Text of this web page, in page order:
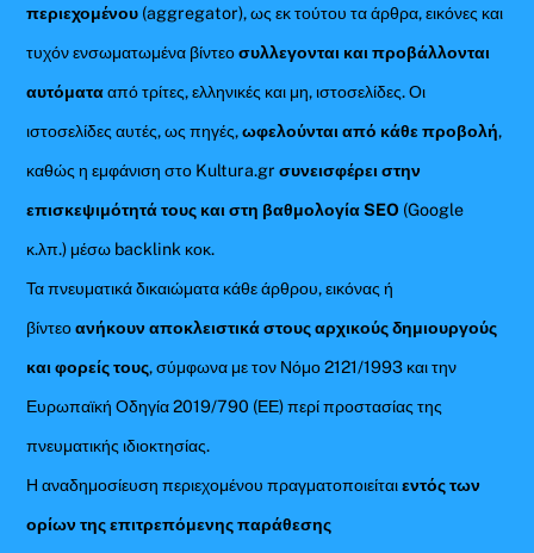
περιεχομένου (aggregator), ως εκ τούτου τα άρθρα, εικόνες και
τυχόν ενσωματωμένα βίντεοσυλλεγονται και προβάλλονται
αυτόματααπό τρίτες, ελληνικές και μη, ιστοσελίδες. Οι
ιστοσελίδες αυτές, ως πηγές,ωφελούνται από κάθε προβολή,
καθώς η εμφάνιση στο Kultura.gr συνεισφέρει στην
επισκεψιμότητά τους και στη βαθμολογία SEO (Google
κ.λπ.) μέσω backlink κοκ.
Τα πνευματικά δικαιώματα κάθε άρθρου, εικόνας ή
βίντεοανήκουν αποκλειστικά στους αρχικούς δημιουργούς
και φορείς τους, σύμφωνα με τον Νόμο 2121/1993 και την
Ευρωπαϊκή Οδηγία 2019/790 (ΕΕ) περί προστασίας της
πνευματικής ιδιοκτησίας.
Η αναδημοσίευση περιεχομένου πραγματοποιείταιεντός των
ορίων της επιτρεπόμενης παράθεσης